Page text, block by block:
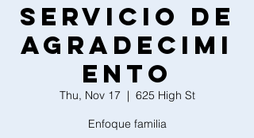
Servicio de
Agradecimi
ento
Thu, Nov 17
  |
625 High St
Enfoque familia